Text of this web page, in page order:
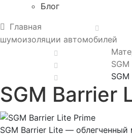
Блог
Главная
шумоизоляции автомобилей
SGM Barrier
SGM Barrier Lite —